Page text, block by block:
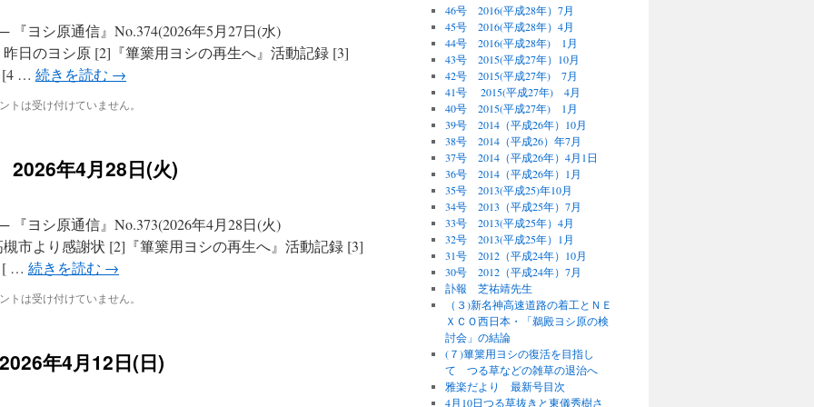
通信』No.374(2026年5月27日(水)
シ原 [2]『篳篥用ヨシの再生へ』活動記録 [3]
[4 … 続きを読む →
トは受け付けていません。
年4月28日(火)
通信』No.373(2026年4月28日(火)
感謝状 [2]『篳篥用ヨシの再生へ』活動記録 [3]
[ … 続きを読む →
トは受け付けていません。
年4月12日(日)
46号 2016(平成28年）7月
45号 2016(平成28年）4月
44号 2016(平成28年) 1月
43号 2015(平成27年）10月
42号 2015(平成27年) 7月
41号 2015(平成27年) 4月
40号 2015(平成27年) 1月
39号 2014（平成26年）10月
38号 2014（平成26）年7月
37号 2014（平成26年）4月1日
36号 2014（平成26年）1月
35号 2013(平成25)年10月
34号 2013（平成25年）7月
33号 2013(平成25年）4月
32号 2013(平成25年）1月
31号 2012（平成24年）10月
30号 2012（平成24年）7月
訃報 芝祐靖先生
（３)新名神高速道路の着工とＮＥ
ＸＣＯ西日本・「鵜殿ヨシ原の検
討会」の結論
(７)篳篥用ヨシの復活を目指し
て つる草などの雑草の退治へ
雅楽だより 最新号目次
4月10日つる草抜きと東儀秀樹さ